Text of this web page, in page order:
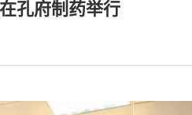
孔府制药举行